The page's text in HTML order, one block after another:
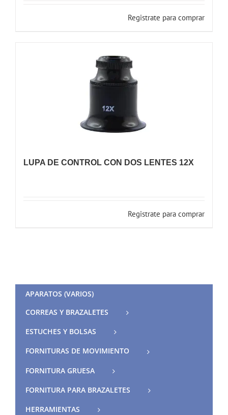
Registrate para comprar
LUPA DE CONTROL CON DOS LENTES 12X
Registrate para comprar
APARATOS (VARIOS)
CORREAS Y BRAZALETES
ESTUCHES Y BOLSAS
FORNITURAS DE MOVIMIENTO
FORNITURA GRUESA
FORNITURA PARA BRAZALETES
HERRAMIENTAS